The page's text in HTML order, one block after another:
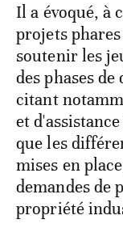
Il a évoqué, à
projets
soutenir les
des phases
citant
et
que les
mises en
demandes de
propriété